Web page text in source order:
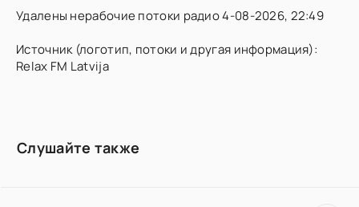
Удалены нерабочие потоки радио 4-08-2026, 22:49
Источник (логотип, потоки и другая информация):
Relax FM Latvija
Слушайте также